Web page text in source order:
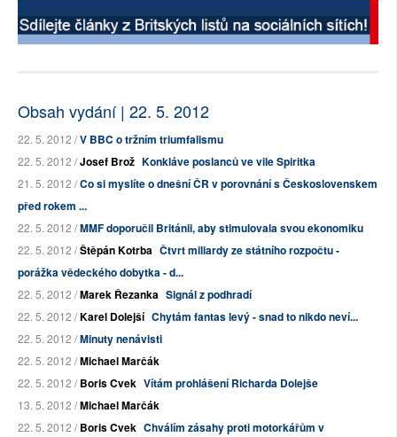
Obsah vydání | 22. 5. 2012
22. 5. 2012 /V BBC o tržním triumfalismu
22. 5. 2012 /Josef Brož Konkláve poslanců ve vile Spiritka
21. 5. 2012 /Co si myslíte o dnešní ČR v porovnání s Československem
před rokem ...
22. 5. 2012 /MMF doporučil Británii, aby stimulovala svou ekonomiku
22. 5. 2012 /Štěpán Kotrba Čtvrt miliardy ze státního rozpočtu -
porážka vědeckého dobytka - d...
22. 5. 2012 /Marek Řezanka Signál z podhradí
22. 5. 2012 /Karel Dolejší Chytám fantas levý - snad to nikdo neví...
22. 5. 2012 /Minuty nenávisti
22. 5. 2012 /Michael Marčák
22. 5. 2012 /Boris Cvek Vítám prohlášení Richarda Dolejše
13. 5. 2012 /Michael Marčák
22. 5. 2012 /Boris Cvek Chválím zásahy proti motorkářům v